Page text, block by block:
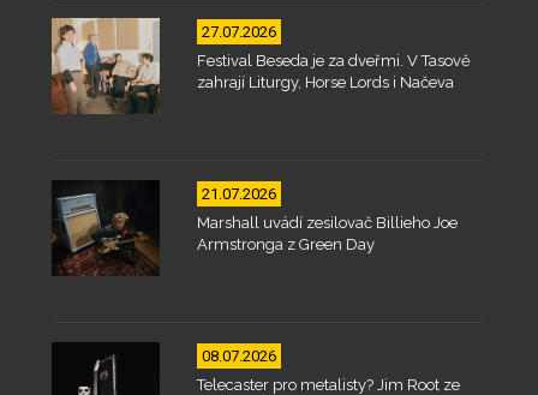
27.07.2026
Festival Beseda je za dveřmi. V Tasově
zahrají Liturgy, Horse Lords i Načeva
21.07.2026
Marshall uvádí zesilovač Billieho Joe
Armstronga z Green Day
08.07.2026
Telecaster pro metalisty? Jim Root ze